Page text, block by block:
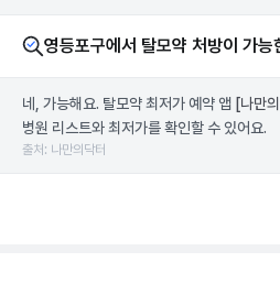
영등포구에서 탈모약 처방이 가능
네, 가능해요. 탈모약 최저가 예약 앱 [나만
병원 리스트와 최저가를 확인할 수 있어요.
출처: 나만의닥터